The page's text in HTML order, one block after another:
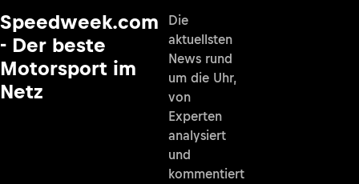
Speedweek.com
- Der beste
Motorsport im
Netz
Die
aktuellsten
News rund
um die Uhr,
von
Experten
analysiert
und
kommentiert